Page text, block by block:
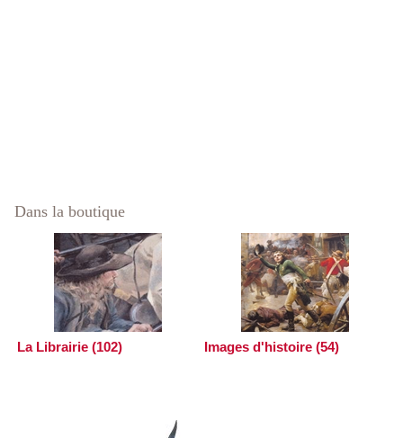
Dans la boutique
La Librairie (102) Images d'histoire (54)